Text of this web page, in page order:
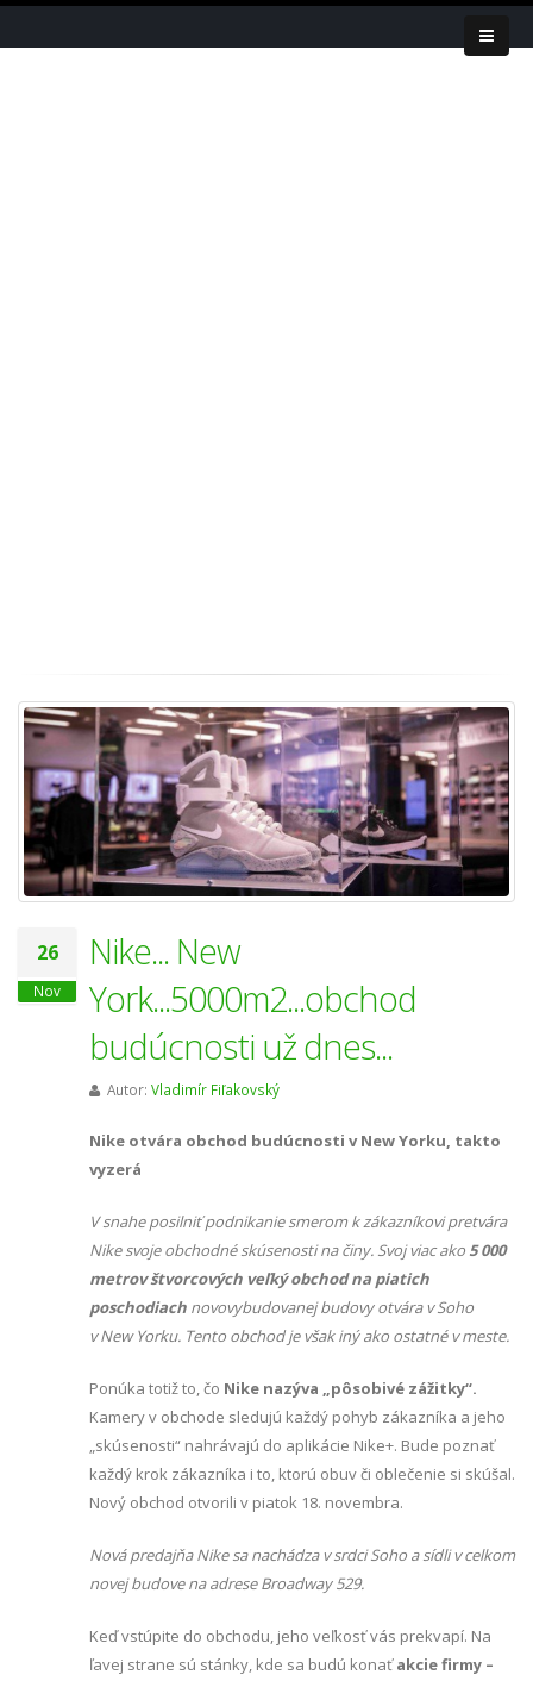
26
Nov
Nike... New
York...5000m2...obchod
budúcnosti už dnes...
Autor: Vladimír Fiľakovský
Nike otvára obchod budúcnosti v New Yorku, takto
vyzerá
V snahe posilniť podnikanie smerom k zákazníkovi pretvára
Nike svoje obchodné skúsenosti na činy. Svoj viac ako 5 000
metrov štvorcových veľký obchod na piatich
poschodiach novovybudovanej budovy otvára v Soho
v New Yorku. Tento obchod je však iný ako ostatné v meste.
Ponúka totiž to, čo Nike nazýva „pôsobivé zážitky“.
Kamery v obchode sledujú každý pohyb zákazníka a jeho
„skúsenosti“ nahrávajú do aplikácie Nike+. Bude poznať
každý krok zákazníka i to, ktorú obuv či oblečenie si skúšal.
Nový obchod otvorili v piatok 18. novembra.
Nová predajňa Nike sa nachádza v srdci Soho a sídli v celkom
novej budove na adrese Broadway 529.
Keď vstúpite do obchodu, jeho veľkosť vás prekvapí. Na
ľavej strane sú stánky, kde sa budú konaťakcie firmy –